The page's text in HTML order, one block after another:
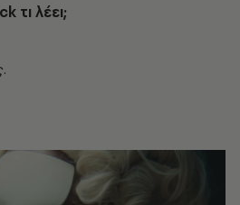
τι λέει;